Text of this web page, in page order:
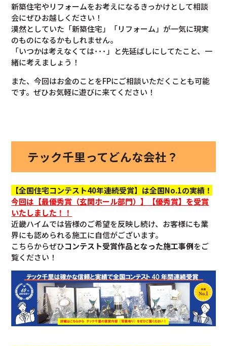
新築住宅やリフォームをお考えになるきっかけとして相談
会にぜひお越しください！
漠然としていた「新築住宅」「リフォーム」が一気に現実
のものになるかもしれません。
「いつかは考えなくては･･･」と先延ばしにしてたこと、一
緒に考えましょう！
また、今回はお金のことをFPにご相談いただくことも可能
です。ぜひお気軽に遊びに来てください！
テック千里ってどんな会社？
【全国住宅コンテスト40年連続受賞】は全国No.1の実績！
今回は【最優秀賞（玄関ホール部門）】【優秀賞】を受賞
いたしました！！
近畿ハイムでは皆様のご希望を反映し続け、お客様にも業
界にも認められる施工に自信がございます。
こちらからぜひコンテスト受賞作品となった施工事例をご
覧ください！